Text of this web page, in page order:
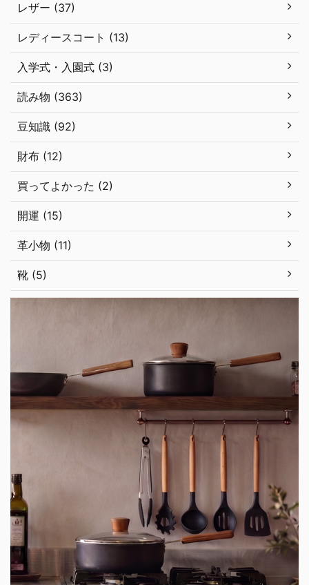
レザー (37)
レディースコート (13)
入学式・入園式 (3)
読み物 (363)
豆知識 (92)
財布 (12)
買ってよかった (2)
開運 (15)
革小物 (11)
靴 (5)